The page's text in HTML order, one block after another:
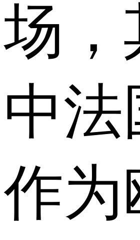
场，
中法
作为